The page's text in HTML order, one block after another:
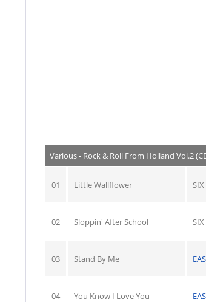
Various - Rock & Roll From Holland Vol.2
01 Little Wallflower
02 Sloppin' After School
03 Stand By Me
04 You Know I Love You